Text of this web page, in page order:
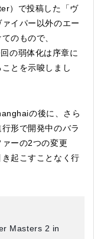
）で投稿した「ヴ
イパー以外のエー
のもので、
の弱体化は序章に
とを示唆しまし
の後に、さら
形で開発中のバラ
ーの2つの変更
起こすことなく行
Masters 2 in